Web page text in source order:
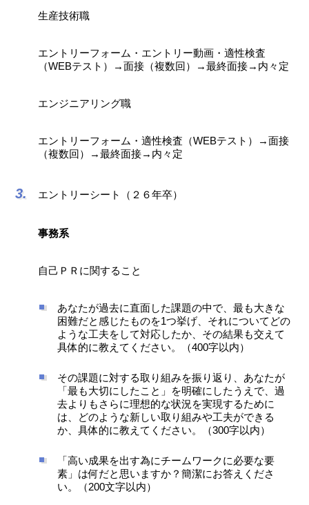
生産技術職
エントリーフォーム・エントリー動画・適性検査
（WEBテスト）→面接（複数回）→最終面接→内々定
エンジニアリング職
エントリーフォーム・適性検査（WEBテスト）→面接
（複数回）→最終面接→内々定
エントリーシート（２６年卒）
事務系
自己ＰＲに関すること
あなたが過去に直面した課題の中で、最も大きな
困難だと感じたものを1つ挙げ、それについてどの
ような工夫をして対応したか、その結果も交えて
具体的に教えてください。（400字以内）
その課題に対する取り組みを振り返り、あなたが
「最も大切にしたこと」を明確にしたうえで、過
去よりもさらに理想的な状況を実現するために
は、どのような新しい取り組みや工夫ができる
か、具体的に教えてください。（300字以内）
「高い成果を出す為にチームワークに必要な要
素」は何だと思いますか？簡潔にお答えくださ
い。（200文字以内）